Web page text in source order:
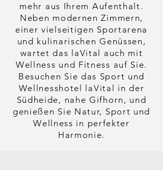
mehr aus Ihrem Aufenthalt.
Neben modernen Zimmern,
einer vielseitigen Sportarena
und kulinarischen Genüssen,
wartet das laVital auch mit
Wellness und Fitness auf Sie.
Besuchen Sie das Sport und
Wellnesshotel laVital in der
Südheide, nahe Gifhorn, und
genießen Sie Natur, Sport und
Wellness in perfekter
Harmonie.